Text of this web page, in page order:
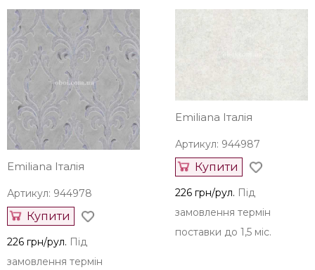
Emiliana Італія
Артикул: 944978
Купити
226 грн/рул. Під
замовлення термін
Emiliana Італія
Артикул: 944987
Купити
226 грн/рул. Під
замовлення термін
поставки до 1,5 міс.